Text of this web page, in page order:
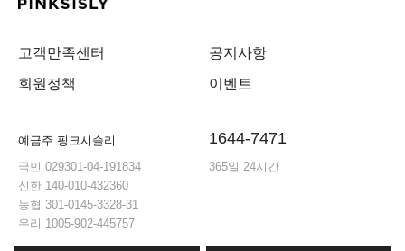
고객만족센터
공지사항
회원정책
이벤트
예금주 핑크시슬리
국민 029301-04-191834
신한 140-010-432360
농협 301-0145-3328-31
우리 1005-902-445757
1644-7471
365일 24시간